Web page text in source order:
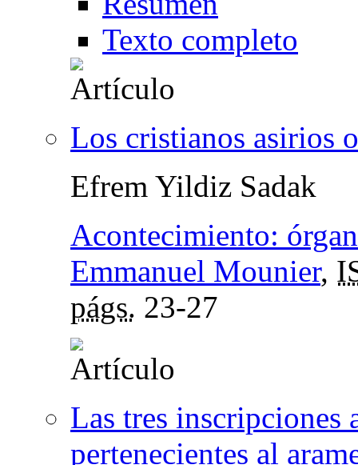
Texto completo
Los cristianos asirios
Efrem Yildiz Sadak
Acontecimiento:
Emmanuel Mounier,
págs. 23-27
Las tres inscripciones
pertenecientes al